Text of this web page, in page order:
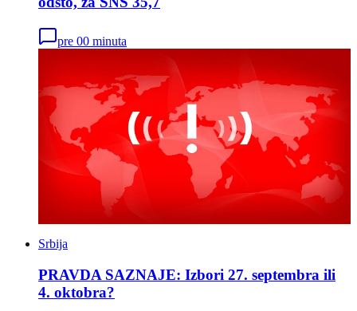
pre 00 minuta
Srbija
PRAVDA SAZNAJE: Izbori 27. septembra ili
4. oktobra?